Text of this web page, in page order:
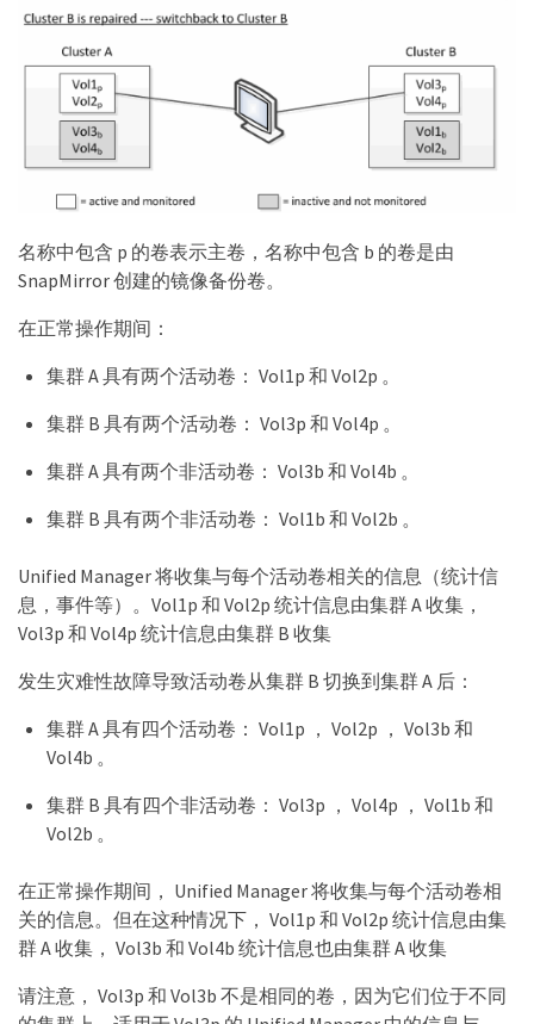
名称中包含 p 的卷表示主卷，名称中包含 b 的卷是由
SnapMirror 创建的镜像备份卷。
在正常操作期间：
集群 A 具有两个活动卷： Vol1p 和 Vol2p 。
集群 B 具有两个活动卷： Vol3p 和 Vol4p 。
集群 A 具有两个非活动卷： Vol3b 和 Vol4b 。
集群 B 具有两个非活动卷： Vol1b 和 Vol2b 。
Unified Manager 将收集与每个活动卷相关的信息（统计信
息，事件等）。Vol1p 和 Vol2p 统计信息由集群 A 收集，
Vol3p 和 Vol4p 统计信息由集群 B 收集
发生灾难性故障导致活动卷从集群 B 切换到集群 A 后：
集群 A 具有四个活动卷： Vol1p ， Vol2p ， Vol3b 和
Vol4b 。
集群 B 具有四个非活动卷： Vol3p ， Vol4p ， Vol1b 和
Vol2b 。
在正常操作期间， Unified Manager 将收集与每个活动卷相
关的信息。但在这种情况下， Vol1p 和 Vol2p 统计信息由集
群 A 收集， Vol3b 和 Vol4b 统计信息也由集群 A 收集
请注意， Vol3p 和 Vol3b 不是相同的卷，因为它们位于不同